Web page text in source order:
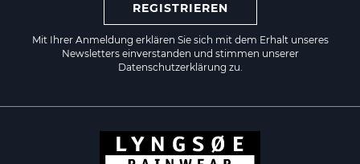
REGISTRIEREN
Mit Ihrer Anmeldung erklären Sie sich mit dem Erhalt unseres
Newsletters einverstanden und stimmen unserer
Datenschutzerklärung zu.